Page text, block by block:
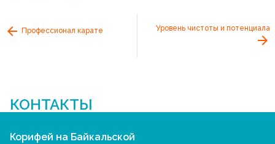
Профессионал карате Уровень чистоты и потенциала
КОНТАКТЫ
Корифей на Байкальской